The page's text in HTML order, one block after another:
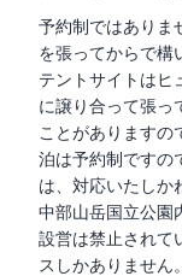
予約制ではありま
を張ってからで構
テントサイトはヒ
に譲り合って張っ
ことがありますの
泊は予約制ですの
は、対応いたしか
中部山岳国立公園
設営は禁止されて
スしかありません